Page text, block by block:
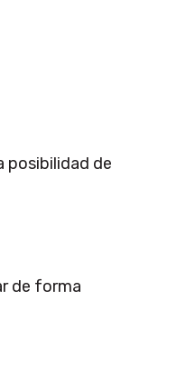
posibilidad de
de forma